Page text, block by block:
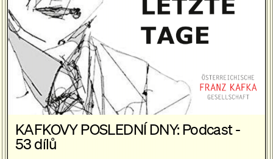
KAFKOVY POSLEDNÍ DNY: Podcast -
53 dílů